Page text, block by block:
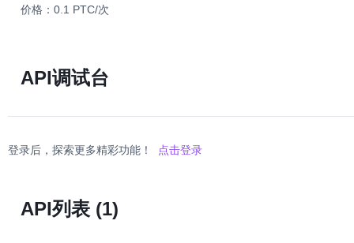
价格：0.1 PTC/次
API调试台
登录后，探索更多精彩功能！ 点击登录
API列表 (1)